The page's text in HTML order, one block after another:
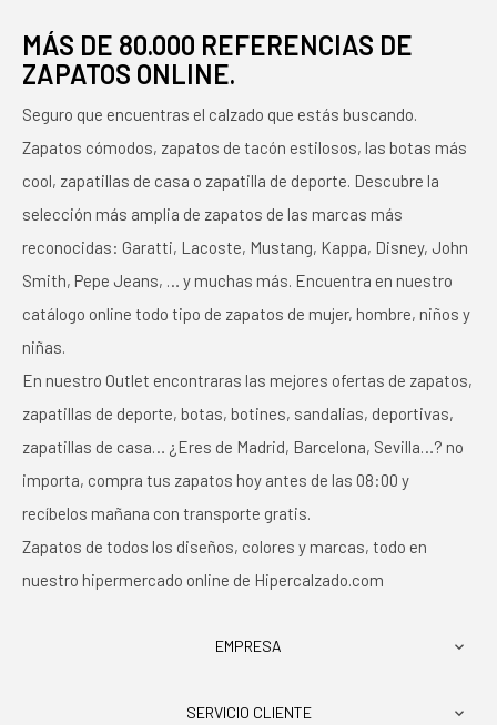
MÁS DE 80.000 REFERENCIAS DE
ZAPATOS ONLINE.
Seguro que encuentras el calzado que estás buscando.
Zapatos cómodos, zapatos de tacón estilosos, las botas más
cool, zapatillas de casa o zapatilla de deporte. Descubre la
selección más amplia de zapatos de las marcas más
reconocidas: Garatti, Lacoste, Mustang, Kappa, Disney, John
Smith, Pepe Jeans, … y muchas más. Encuentra en nuestro
catálogo online todo tipo de zapatos de mujer, hombre, niños y
niñas.
En nuestro Outlet encontraras las mejores ofertas de zapatos,
zapatillas de deporte, botas, botines, sandalias, deportivas,
zapatillas de casa… ¿Eres de Madrid, Barcelona, Sevilla…? no
importa, compra tus zapatos hoy antes de las 08:00 y
recíbelos mañana con transporte gratis.
Zapatos de todos los diseños, colores y marcas, todo en
nuestro hipermercado online de Hipercalzado.com
EMPRESA 
SERVICIO CLIENTE 